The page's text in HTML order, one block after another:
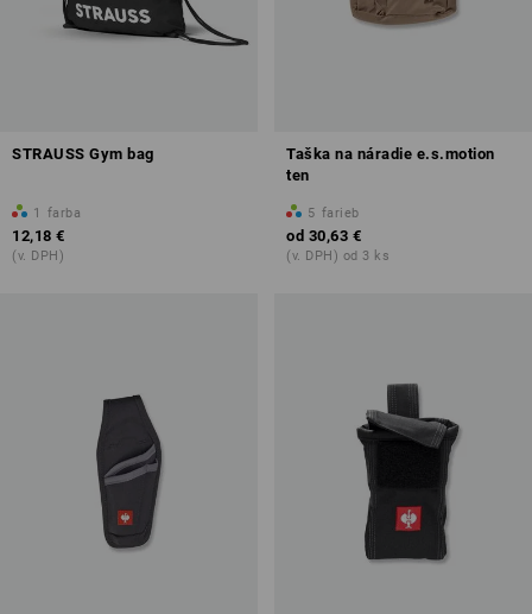
STRAUSS Gym bag
1 farba
12,18 €
(v. DPH)
Taška na náradie e.s.motion
ten
5 farieb
od 30,63 €
(v. DPH) od 3 ks